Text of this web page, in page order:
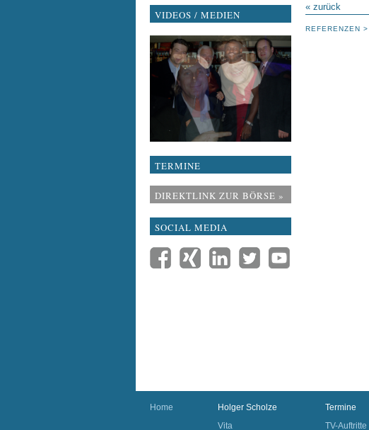
« zurück
REFERENZEN
VIDEOS / MEDIEN
TERMINE
DIREKTLINK ZUR BÖRSE »
SOCIAL MEDIA
Home
Holger Scholze
Vita
Termine
TV-Auftritte